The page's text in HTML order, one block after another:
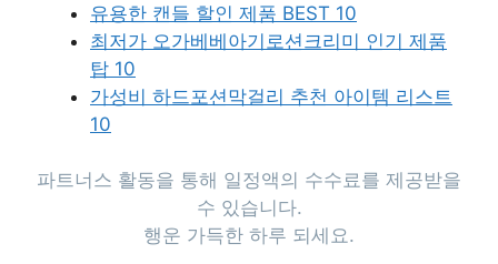
유용한 캔들 할인 제품 BEST 10
최저가 오가베베아기로션크리미 인기 제품
탑 10
가성비 하드포션막걸리 추천 아이템 리스트
10
파트너스 활동을 통해 일정액의 수수료를 제공받을
수 있습니다.
행운 가득한 하루 되세요.